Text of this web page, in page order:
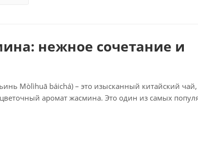
: нежное сочетание и
Mòlìhuā báichá) – это изысканный китайский
цветочный аромат жасмина. Это один из самых